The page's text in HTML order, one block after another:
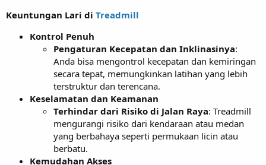
Keuntungan Lari di Treadmill
Kontrol Penuh
Pengaturan Kecepatan dan Inklinasinya:
Anda bisa mengontrol kecepatan dan kemiringan
secara tepat, memungkinkan latihan yang lebih
terstruktur dan terencana.
Keselamatan dan Keamanan
Terhindar dari Risiko di Jalan Raya: Treadmill
mengurangi risiko dari kendaraan atau medan
yang berbahaya seperti permukaan licin atau
berbatu.
Kemudahan Akses